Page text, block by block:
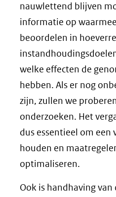
nauwlettend blijven
informatie op
beoordelen in
welke effecten de
hebben. Als er nog
zijn, zullen we
onderzoeken. Het
dus essentieel om een
houden en
optimaliseren.
Ook is handhaving van